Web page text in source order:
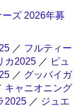
ズ 2026年募
／ フルティー
カ2025 ／ ピュ
／ グッバイガ
キャニオニング
2025 ／ ジュエ